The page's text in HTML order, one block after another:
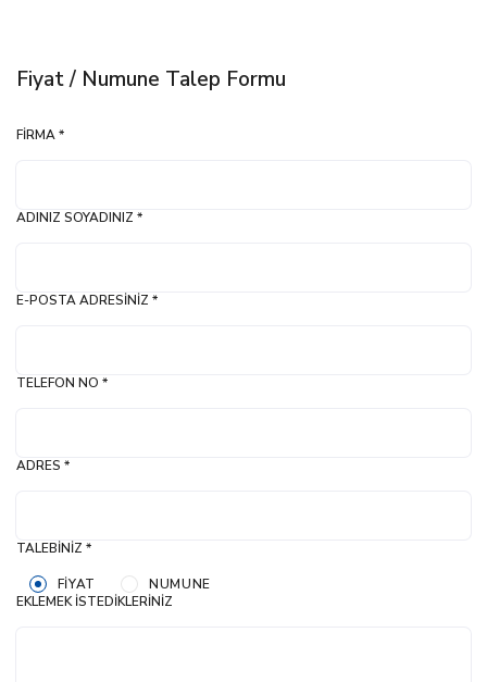
Fiyat / Numune Talep Formu
FIRMA *
ADINIZ SOYADINIZ *
E-POSTA ADRESINIZ *
TELEFON NO *
ADRES *
TALEBINIZ *
FIYAT
NUMUNE
EKLEMEK İSTEDIKLERINIZ